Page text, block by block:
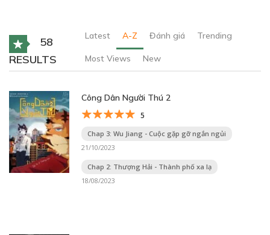
58
RESULTS
Latest A-Z Đánh giá Trending
Most Views New
Công Dân Người Thú 2
5
Chap 3: Wu Jiang - Cuộc gặp gỡ ngắn ngủi
21/10/2023
Chap 2: Thượng Hải - Thành phố xa lạ
18/08/2023